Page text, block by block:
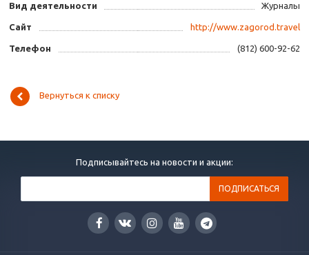
Вид деятельности Журналы
Сайт http://www.zagorod.travel
Телефон (812) 600-92-62
Вернуться к списку
Подписывайтесь на новости и акции: